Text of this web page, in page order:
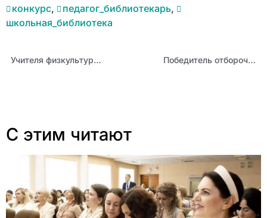
конкурс, педагог_библиотекарь,
школьная_библиотека
Учителя физкультуры представили инновационные подходы и эффективные технологии в деятельности ШСК на вебинаре Победитель отборочного тура Всероссийского конкурса «Мастер года» в Алтайском крае в 2025 году: Илья Велькер
С этим читают